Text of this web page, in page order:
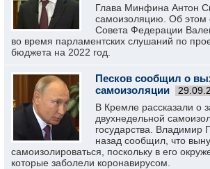
Глава Минфина Антон
самоизоляцию. Об этом
Совета Федерации
во время парламентских слушаний по
бюджета на 2022 год.
Песков сообщил о
самоизоляции
В Кремле рассказали о
двухнедельной
государства. Владимир
назад сообщил, что
самоизолироваться, поскольку в его
которые заболели коронавирусом.